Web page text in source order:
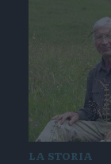
LA STORIA